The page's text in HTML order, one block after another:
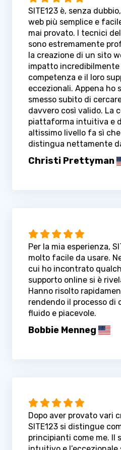
SITE123 è, senza
web più semplice e
mai provato. I tecnici
sono estremamente
la creazione di un sito
impatto incredibilmente
competenza e il loro
eccezionali. Appena ho
smesso subito di
davvero così valido. La
piattaforma intuitiva e
altissimo livello fa sì che
distingua nettamente
Christi Prettyman
Per la mia esperienza,
molto facile da usare.
cui ho incontrato
supporto online si è
Hanno risolto
rendendo il processo di
fluido e piacevole.
Bobbie Menneg
Dopo aver provato vari
SITE123 si distingue
principianti come me. Il